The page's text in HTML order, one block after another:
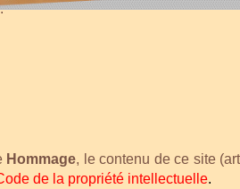
Hommage, le contenu de ce site
de la propriété intellectuelle.